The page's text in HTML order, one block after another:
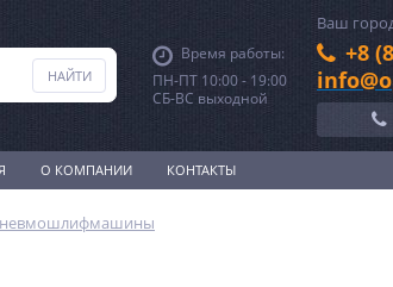
Время работы:
ПН-ПТ 10:00 - 19:00
СБ-ВС выходной
Ваш
+8
О КОМПАНИИ КОНТАКТЫ